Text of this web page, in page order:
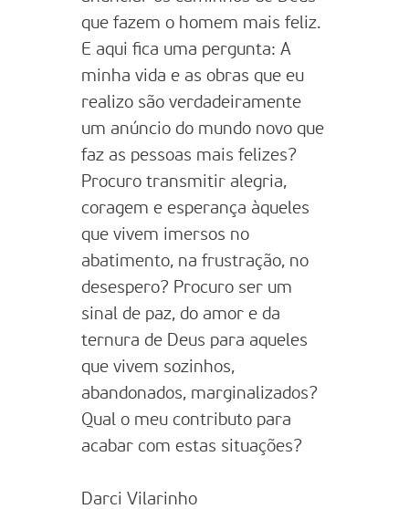
que fazem o homem mais feliz.
E aqui fica uma pergunta: A
minha vida e as obras que eu
realizo são verdadeiramente
um anúncio do mundo novo que
faz as pessoas mais felizes?
Procuro transmitir alegria,
coragem e esperança àqueles
que vivem imersos no
abatimento, na frustração, no
desespero? Procuro ser um
sinal de paz, do amor e da
ternura de Deus para aqueles
que vivem sozinhos,
abandonados, marginalizados?
Qual o meu contributo para
acabar com estas situações?
Darci Vilarinho